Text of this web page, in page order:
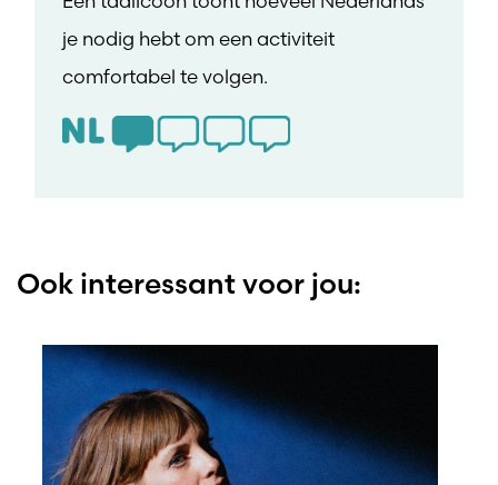
je nodig hebt om een activiteit
comfortabel te volgen.
Ook interessant voor jou: